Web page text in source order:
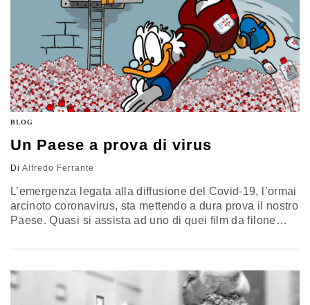
BLOG
Un Paese a prova di virus
Di Alfredo Ferrante
L’emergenza legata alla diffusione del Covid-19, l’ormai
arcinoto coronavirus, sta mettendo a dura prova il nostro
Paese. Quasi si assista ad uno di quei film da filone
relativamente limitati ma con una crescente attenzione
delle regioni limitrofe…